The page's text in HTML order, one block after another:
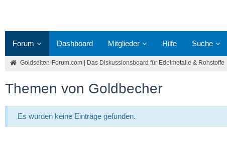
Forum Dashboard Mitglieder Hilfe Suche
Goldseiten-Forum.com | Das Diskussionsboard für Edelmetalle & Rohstoffe
Themen von Goldbecher
Es wurden keine Einträge gefunden.